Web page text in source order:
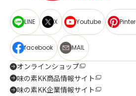
LINE X Youtube
facebook MAIL
オンラインショップ
味の素KK商品情報サイト
味の素KK企業情報サイト